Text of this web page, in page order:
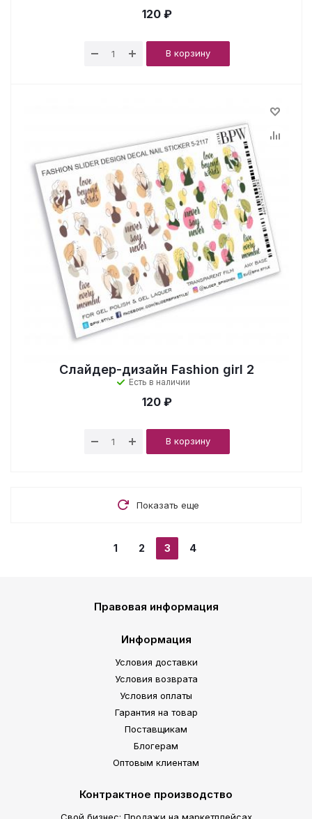
120 ₽
В корзину
Слайдер-дизайн Fashion girl 2
Есть в наличии
120 ₽
В корзину
Показать еще
1 2 3 4
Правовая информация
Информация
Условия доставки
Условия возврата
Условия оплаты
Гарантия на товар
Поставщикам
Блогерам
Оптовым клиентам
Контрактное производство